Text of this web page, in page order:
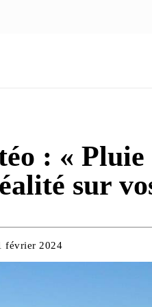
: « Pluie
sur
février 2024